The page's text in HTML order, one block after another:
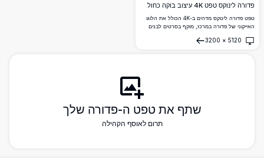
פדורה לינוקס טפט 4K עיצוב בוקה כחול
טפט פדורה לינוקס מדהים ב-4K הכולל את הלוגו
האייקוני של פדורה במרכז, מוקף בסרטים לבנים
תכלת-כחול תוסס. מושלם למעריצי לינוקס
5120
×
3200
פתח
שתף את טפט ה-פדורה שלך
תרום לאוסף הקהילה